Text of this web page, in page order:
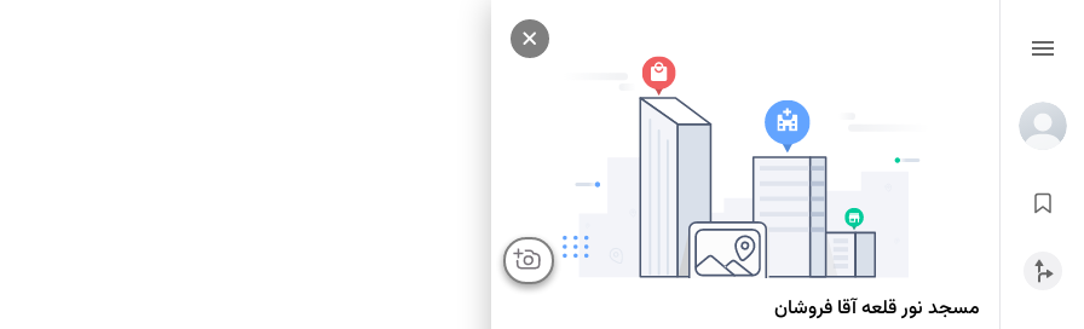
مسجد نور قلعه آقا فروشان